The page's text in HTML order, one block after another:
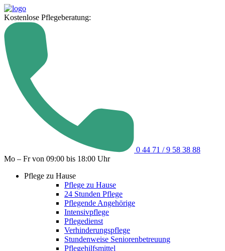
Kostenlose Pflegeberatung:
0 44 71 / 9 58 38 88
Mo – Fr von 09:00 bis 18:00 Uhr
Pflege zu Hause
Pflege zu Hause
24 Stunden Pflege
Pflegende Angehörige
Intensivpflege
Pflegedienst
Verhinderungspflege
Stundenweise Seniorenbetreuung
Pflegehilfsmittel